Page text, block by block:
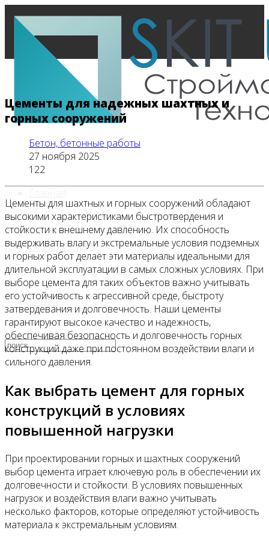
Все новости
Видео
Цементы для надежных шахтных и
горных сооружений
Бетон, бетонные работы
27 ноября 2025
122
Цементы для шахтных и горных сооружений обладают
высокими характеристиками быстротвердения и
стойкости к внешнему давлению. Их способность
выдерживать влагу и экстремальные условия подземных
и горных работ делает эти материалы идеальными для
длительной эксплуатации в самых сложных условиях. При
выборе цемента для таких объектов важно учитывать
его устойчивость к агрессивной среде, быстроту
затвердевания и долговечность. Наши цементы
гарантируют высокое качество и надежность,
обеспечивая безопасность и долговечность горных
конструкций даже при постоянном воздействии влаги и
сильного давления.
Как выбрать цемент для горных
конструкций в условиях
повышенной нагрузки
При проектировании горных и шахтных сооружений
выбор цемента играет ключевую роль в обеспечении их
долговечности и стойкости. В условиях повышенных
нагрузок и воздействия влаги важно учитывать
несколько факторов, которые определяют устойчивость
материала к экстремальным условиям.